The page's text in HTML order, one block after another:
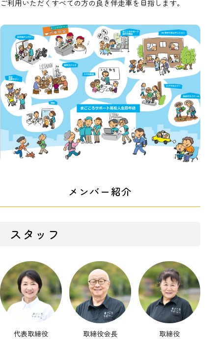
ご利用いただくすべての方の良き伴走車を目指します。
メンバー紹介
スタッフ
代表取締役
取締役会長
取締役